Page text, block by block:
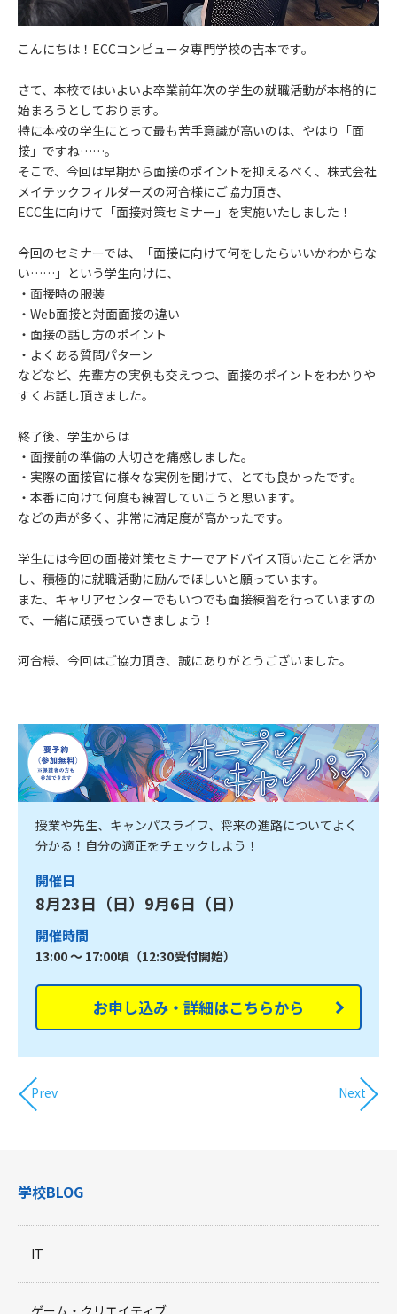
こんにちは！ECCコンピュータ専門学校の吉本です。
さて、本校ではいよいよ卒業前年次の学生の就職活動が本格的に
始まろうとしております。
特に本校の学生にとって最も苦手意識が高いのは、やはり「面
接」ですね……。
そこで、今回は早期から面接のポイントを抑えるべく、株式会社
メイテックフィルダーズの河合様にご協力頂き、
ECC生に向けて「面接対策セミナー」を実施いたしました！
今回のセミナーでは、「面接に向けて何をしたらいいかわからな
い……」という学生向けに、
・面接時の服装
・Web面接と対面面接の違い
・面接の話し方のポイント
・よくある質問パターン
などなど、先輩方の実例も交えつつ、面接のポイントをわかりや
すくお話し頂きました。
終了後、学生からは
・面接前の準備の大切さを痛感しました。
・実際の面接官に様々な実例を聞けて、とても良かったです。
・本番に向けて何度も練習していこうと思います。
などの声が多く、非常に満足度が高かったです。
学生には今回の面接対策セミナーでアドバイス頂いたことを活か
し、積極的に就職活動に励んでほしいと願っています。
また、キャリアセンターでもいつでも面接練習を行っていますの
で、一緒に頑張っていきましょう！
河合様、今回はご協力頂き、誠にありがとうございました。
授業や先生、キャンパスライフ、将来の進路についてよく
分かる！自分の適正をチェックしよう！
開催日
8月23日（日）9月6日（日）
開催時間
13:00 ～ 17:00頃（12:30受付開始）
お申し込み・詳細はこちらから
Prev Next
学校BLOG
IT
ゲーム・クリエイティブ